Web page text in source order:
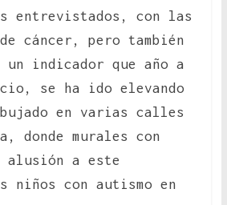
entrevistados, con las
cáncer, pero también
un indicador que año a
se ha ido elevando
en varias calles
donde murales con
alusión a este
con autismo en